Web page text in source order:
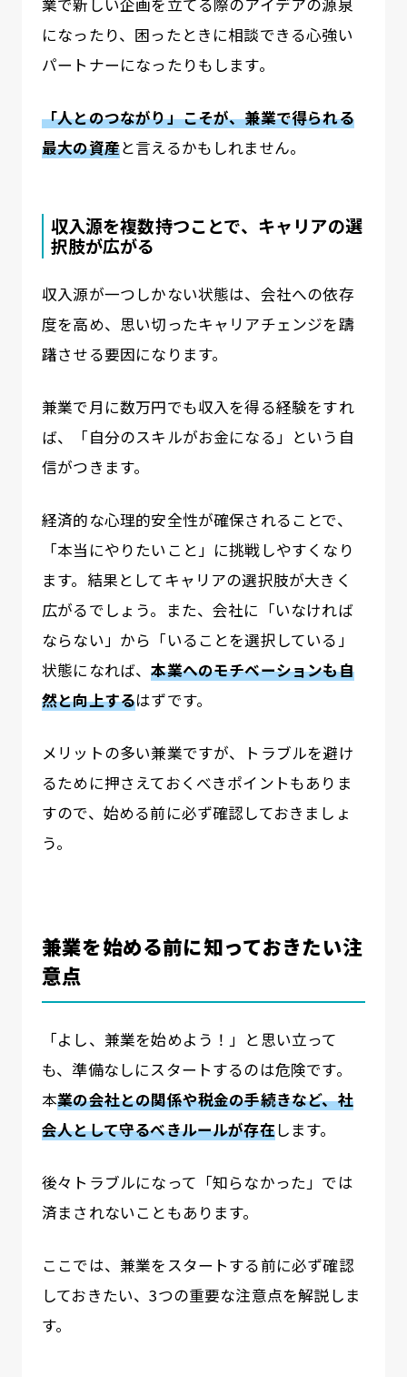
業で新しい企画を立てる際のアイデアの源泉
になったり、困ったときに相談できる心強い
パートナーになったりもします。
「人とのつながり」こそが、兼業で得られる
最大の資産と言えるかもしれません。
収入源を複数持つことで、キャリアの選
択肢が広がる
収入源が一つしかない状態は、会社への依存
度を高め、思い切ったキャリアチェンジを躊
躇させる要因になります。
兼業で月に数万円でも収入を得る経験をすれ
ば、「自分のスキルがお金になる」という自
信がつきます。
経済的な心理的安全性が確保されることで、
「本当にやりたいこと」に挑戦しやすくなり
ます。結果としてキャリアの選択肢が大きく
広がるでしょう。また、会社に「いなければ
ならない」から「いることを選択している」
状態になれば、本業へのモチベーションも自
然と向上するはずです。
メリットの多い兼業ですが、トラブルを避け
るために押さえておくべきポイントもありま
すので、始める前に必ず確認しておきましょ
う。
兼業を始める前に知っておきたい注
意点
「よし、兼業を始めよう！」と思い立って
も、準備なしにスタートするのは危険です。
本業の会社との関係や税金の手続きなど、社
会人として守るべきルールが存在します。
後々トラブルになって「知らなかった」では
済まされないこともあります。
ここでは、兼業をスタートする前に必ず確認
しておきたい、3つの重要な注意点を解説しま
す。